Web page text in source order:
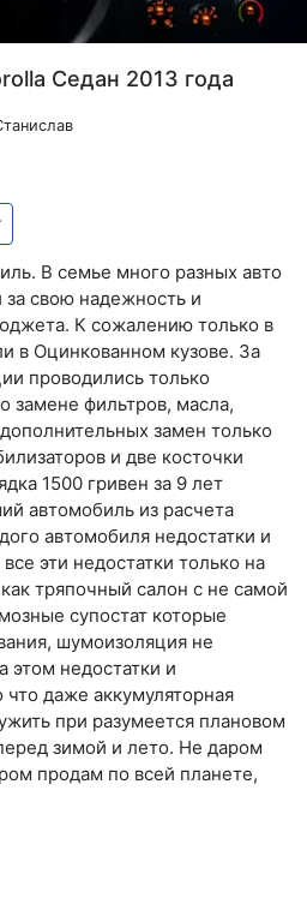
Седан 2013 года
В семье много разных авто
свою надежность и
К сожалению только в
в Оцинкованном кузове. За
проводились только
замене фильтров, масла,
замен только
и две косточки
1500 гривен за 9 лет
автомобиль из расчета
автомобиля недостатки и
эти недостатки только на
тряпочный салон с не самой
супостат которые
шумоизоляция не
этом недостатки и
даже аккумуляторная
при разумеется плановом
зимой и лето. Не даром
продам по всей планете,